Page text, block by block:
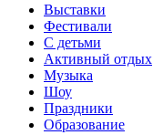
Выставки
Фестивали
С детьми
Активный отдых
Музыка
Шоу
Праздники
Образование